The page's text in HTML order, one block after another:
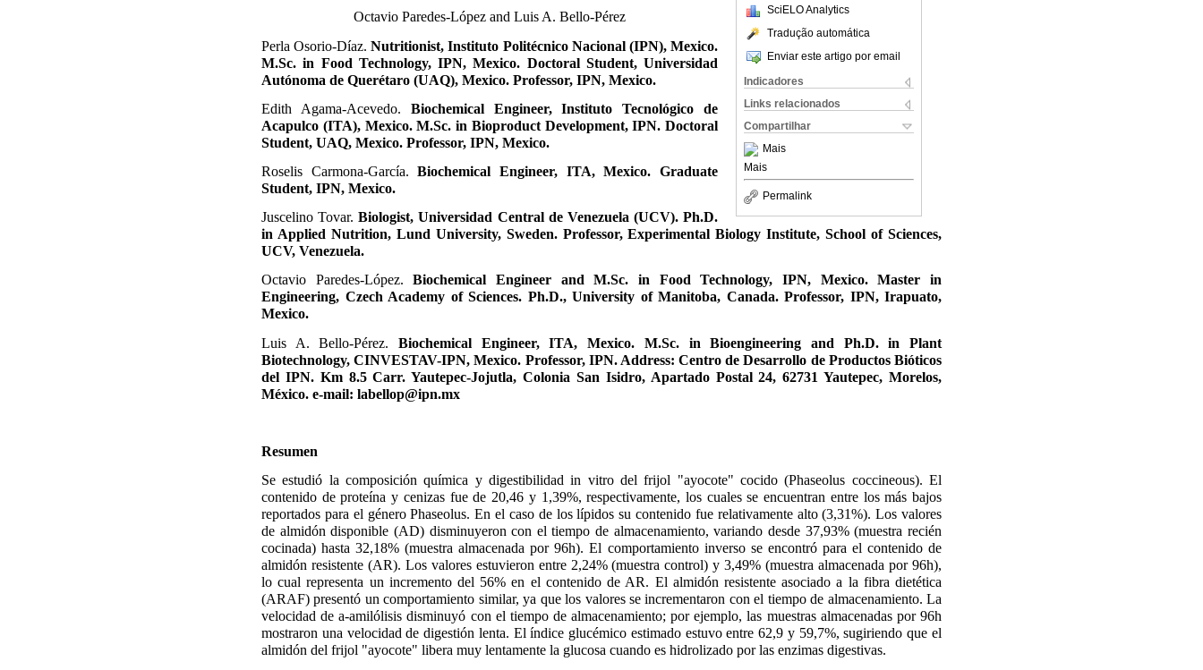
SciELO Analytics
Tradução automática
Enviar este artigo por email
Indicadores
Links relacionados
Compartilhar
Mais
Mais
Permalink
Octavio Paredes-López and Luis A. Bello-Pérez
Perla Osorio-Díaz.Nutritionist, Instituto Politécnico Nacional (IPN), Mexico.
M.Sc. in Food Technology, IPN, Mexico. Doctoral Student, Universidad
Autónoma de Querétaro (UAQ), Mexico. Professor, IPN, Mexico.
Edith Agama-Acevedo. Biochemical Engineer, Instituto Tecnológico de
Acapulco (ITA), Mexico. M.Sc. in Bioproduct Development, IPN. Doctoral
Student, UAQ, Mexico. Professor, IPN, Mexico.
Roselis Carmona-García.Biochemical Engineer, ITA, Mexico. Graduate
Student, IPN, Mexico.
Juscelino Tovar.Biologist, Universidad Central de Venezuela (UCV). Ph.D.
in Applied Nutrition, Lund University, Sweden. Professor, Experimental Biology Institute, School of Sciences,
UCV, Venezuela.
Octavio Paredes-López.Biochemical Engineer and M.Sc. in Food Technology, IPN, Mexico. Master in
Engineering, Czech Academy of Sciences. Ph.D., University of Manitoba, Canada. Professor, IPN, Irapuato,
Mexico.
Luis A. Bello-Pérez.Biochemical Engineer, ITA, Mexico. M.Sc. in Bioengineering and Ph.D. in Plant
Biotechnology, CINVESTAV-IPN, Mexico. Professor, IPN. Address: Centro de Desarrollo de Productos Bióticos
del IPN. Km 8.5 Carr. Yautepec-Jojutla, Colonia San Isidro, Apartado Postal 24, 62731 Yautepec, Morelos,
México. e-mail: labellop@ipn.mx
Resumen
Se estudió la composición química y digestibilidad in vitro del frijol "ayocote" cocido (Phaseolus coccineous). El
contenido de proteína y cenizas fue de 20,46 y 1,39%, respectivamente, los cuales se encuentran entre los más bajos
reportados para el género Phaseolus. En el caso de los lípidos su contenido fue relativamente alto (3,31%). Los valores
de almidón disponible (AD) disminuyeron con el tiempo de almacenamiento, variando desde 37,93% (muestra recién
cocinada) hasta 32,18% (muestra almacenada por 96h). El comportamiento inverso se encontró para el contenido de
almidón resistente (AR). Los valores estuvieron entre 2,24% (muestra control) y 3,49% (muestra almacenada por 96h),
lo cual representa un incremento del 56% en el contenido de AR. El almidón resistente asociado a la fibra dietética
(ARAF) presentó un comportamiento similar, ya que los valores se incrementaron con el tiempo de almacenamiento. La
velocidad de a-amilólisis disminuyó con el tiempo de almacenamiento; por ejemplo, las muestras almacenadas por 96h
mostraron una velocidad de digestión lenta. El índice glucémico estimado estuvo entre 62,9 y 59,7%, sugiriendo que el
almidón del frijol "ayocote" libera muy lentamente la glucosa cuando es hidrolizado por las enzimas digestivas.